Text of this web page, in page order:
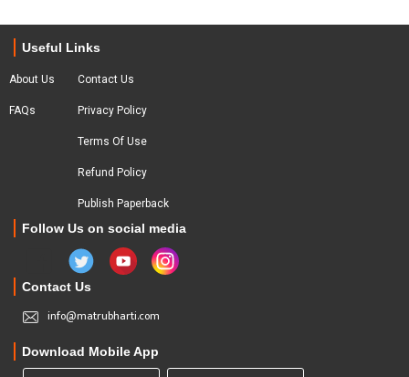
Useful Links
About Us
FAQs
Contact Us
Privacy Policy
Terms Of Use
Refund Policy
Publish Paperback
Follow Us on social media
Contact Us
info@matrubharti.com
Download Mobile App